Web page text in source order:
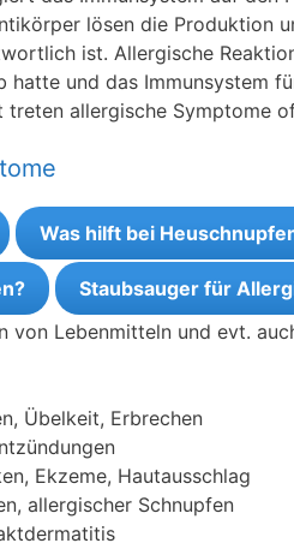
lösen die Produktion
ist. Allergische
hatte und das Immunsystem
allergische Symptome
Was hilft bei
Staubsauger für
von Lebenmitteln und evt.
Übelkeit, Erbrechen
Ekzeme, Hautausschlag
allergischer Schnupfen